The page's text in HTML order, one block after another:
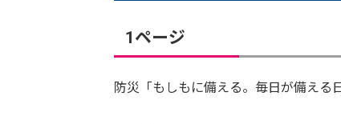
1ページ
防災「もしもに備える。毎日が備える日